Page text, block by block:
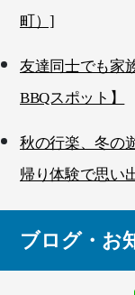
町）]
友達同士でも家
BBQスポット】
秋の行楽、冬の
帰り体験で思い
ブログ・お